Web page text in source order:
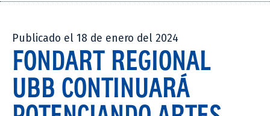
Publicado el 18 de enero del 2024
FONDART REGIONAL
UBB CONTINUARÁ